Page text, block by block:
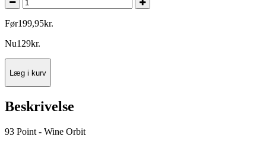
Før199,95kr.
Nu129kr.
Læg i kurv
Beskrivelse
93 Point - Wine Orbit